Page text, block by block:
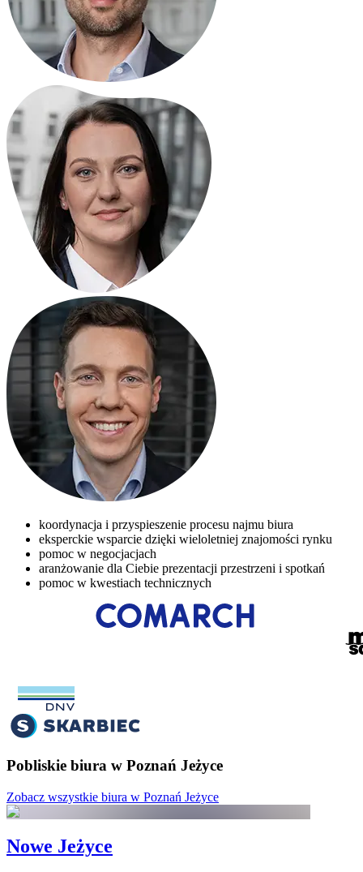
koordynacja i przyspieszenie procesu najmu biura
eksperckie wsparcie dzięki wieloletniej znajomości rynku
pomoc w negocjacjach
aranżowanie dla Ciebie prezentacji przestrzeni i spotkań
pomoc w kwestiach technicznych
Pobliskie biura w Poznań Jeżyce
Zobacz wszystkie biura w Poznań Jeżyce
Nowe Jeżyce